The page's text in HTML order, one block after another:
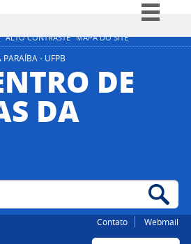
ALTO CONTRASTE MAPA DO SITE
Simplifique!
Participe
Acesso à informação
Legislação
PARAÍBA - UFPB
DE
DA
Contato Webmail